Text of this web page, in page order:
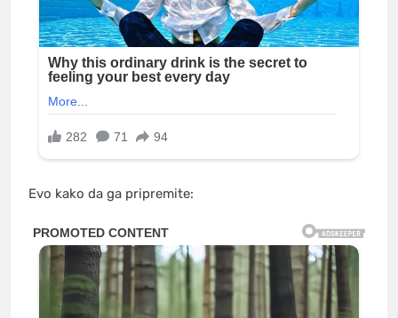
Evo kako da ga pripremite: